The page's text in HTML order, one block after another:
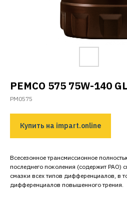
PEMCO 575 75W-140
PM0575
Купить на impart.online
Всесезонное трансмиссионное
последнего поколения (содержит PAO)
смазки всех типов дифференциалов, в
дифференциалов повышенного трения.